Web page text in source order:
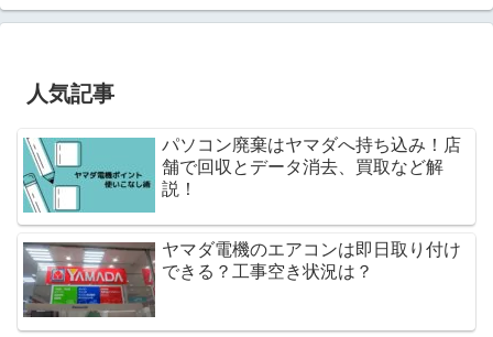
人気記事
パソコン廃棄はヤマダへ持ち込み！店
舗で回収とデータ消去、買取など解
説！
ヤマダ電機のエアコンは即日取り付け
できる？工事空き状況は？